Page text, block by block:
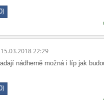
15.03.2018 22:29
nádherně možná i líp jak